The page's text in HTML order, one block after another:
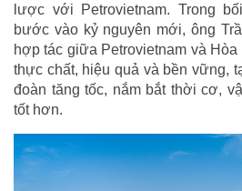
lược với Petrovietnam. Trong
bước vào kỷ nguyên mới, ông
hợp tác giữa Petrovietnam và
thực chất, hiệu quả và bền vững,
đoàn tăng tốc, nắm bắt thời cơ,
tốt hơn.